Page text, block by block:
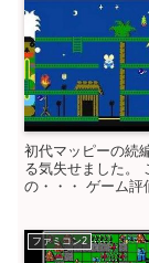
初代マッピーの続
る気失せました。
の・・・ ゲーム評
ファミコン2